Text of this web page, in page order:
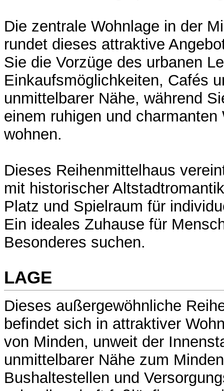
Die zentrale Wohnlage in der
rundet dieses attraktive
Sie die Vorzüge des urbanen
Einkaufsmöglichkeiten, Cafés
unmittelbarer Nähe, während
einem ruhigen und charmanten
wohnen.
Dieses Reihenmittelhaus
mit historischer
Platz und Spielraum für
Ein ideales Zuhause für
Besonderes suchen.
LAGE
Dieses außergewöhnliche
befindet sich in attraktiver
von Minden, unweit der
unmittelbarer Nähe zum
Bushaltestellen und